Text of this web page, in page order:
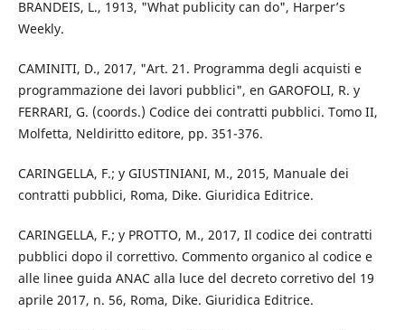
BRANDEIS, L., 1913, "What publicity can do", Harper’s
Weekly.
CAMINITI, D., 2017, "Art. 21. Programma degli acquisti e
programmazione dei lavori pubblici", en GAROFOLI, R. y
FERRARI, G. (coords.) Codice dei contratti pubblici. Tomo II,
Molfetta, Neldiritto editore, pp. 351-376.
CARINGELLA, F.; y GIUSTINIANI, M., 2015, Manuale dei
contratti pubblici, Roma, Dike. Giuridica Editrice.
CARINGELLA, F.; y PROTTO, M., 2017, Il codice dei contratti
pubblici dopo il correttivo. Commento organico al codice e
alle linee guida ANAC alla luce del decreto corretivo del 19
aprile 2017, n. 56, Roma, Dike. Giuridica Editrice.